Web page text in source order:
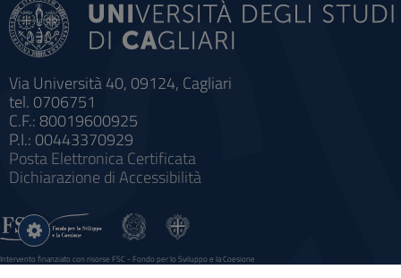
Via Università 40, 09124, Cagliari
tel. 0706751
C.F.: 80019600925
P.I.: 00443370929
Posta Elettronica Certificata
Dichiarazione di Accessibilità
Intervento finanziato con risorse FSC - Fondo per lo Sviluppo e la Coesione
Sistema informatico gestionale integrato a supporto della didattica e della ricerca e potenziamento dei servizi online
Impostazioni
cookie